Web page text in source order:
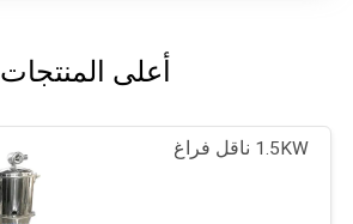
أعلى المنتجات
1.5KW ناقل فراغ